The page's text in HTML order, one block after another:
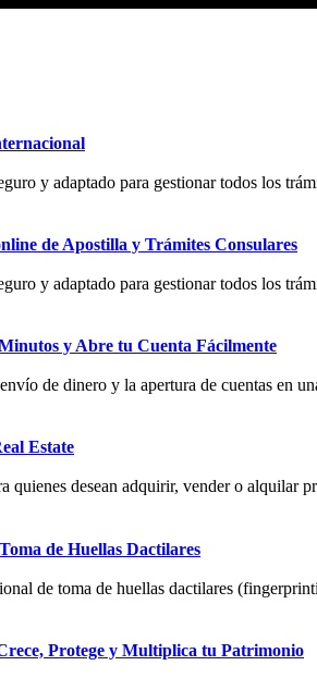
y adaptado para gestionar todos los
de Apostilla y Trámites Consulares
y adaptado para gestionar todos los
y Abre tu Cuenta Fácilmente
de dinero y la apertura de cuentas en
Estate
quienes desean adquirir, vender o alquilar
de Huellas Dactilares
de toma de huellas dactilares
Protege y Multiplica tu Patrimonio